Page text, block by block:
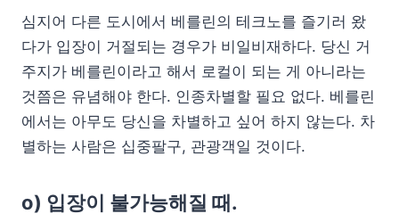
심지어 다른 도시에서 베를린의 테크노를 즐기러 왔
다가 입장이 거절되는 경우가 비일비재하다. 당신 거
주지가 베를린이라고 해서 로컬이 되는 게 아니라는
것쯤은 유념해야 한다. 인종차별할 필요 없다. 베를린
에서는 아무도 당신을 차별하고 싶어 하지 않는다. 차
별하는 사람은 십중팔구, 관광객일 것이다.
o) 입장이 불가능해질 때.